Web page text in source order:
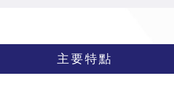
主要特點